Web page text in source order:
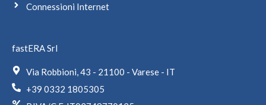
Connessioni Internet
fastERA Srl
Via Robbioni, 43 - 21100 - Varese - IT
+39 0332 1805305